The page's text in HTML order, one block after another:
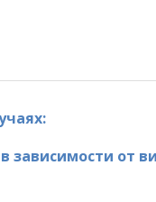
зависимости от